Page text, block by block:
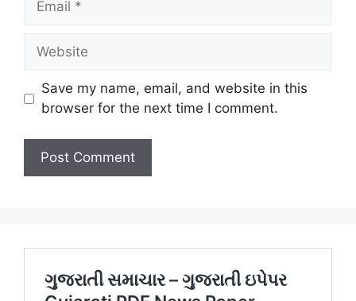
Website
Save my name, email, and website in this
browser for the next time I comment.